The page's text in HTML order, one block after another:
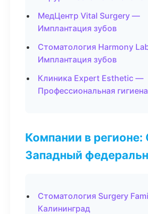
МедЦентр Vital Surgery —
Имплантация зубов
Стоматология Harmony
Имплантация зубов
Клиника Expert Esthetic —
Профессиональная гигиена
Компании в регионе:
Западный
Стоматология Surgery
Калининград